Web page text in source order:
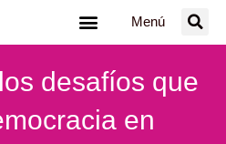
Menú
desafíos que
en